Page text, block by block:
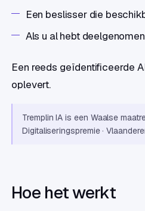
Een beslisser die
Als u al hebt
Een reeds geïdentificeerde
oplevert.
Tremplin IA is een Waalse
Digitaliseringspremie ·
Hoe het werkt